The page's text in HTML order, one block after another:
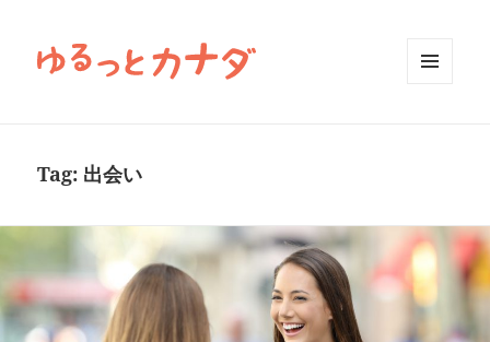
Tag: 出会い